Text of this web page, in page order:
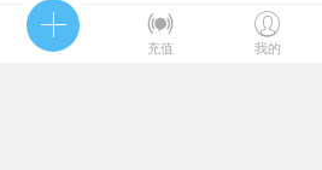
市公司企业技术多元化数据、知
 
充值

我的